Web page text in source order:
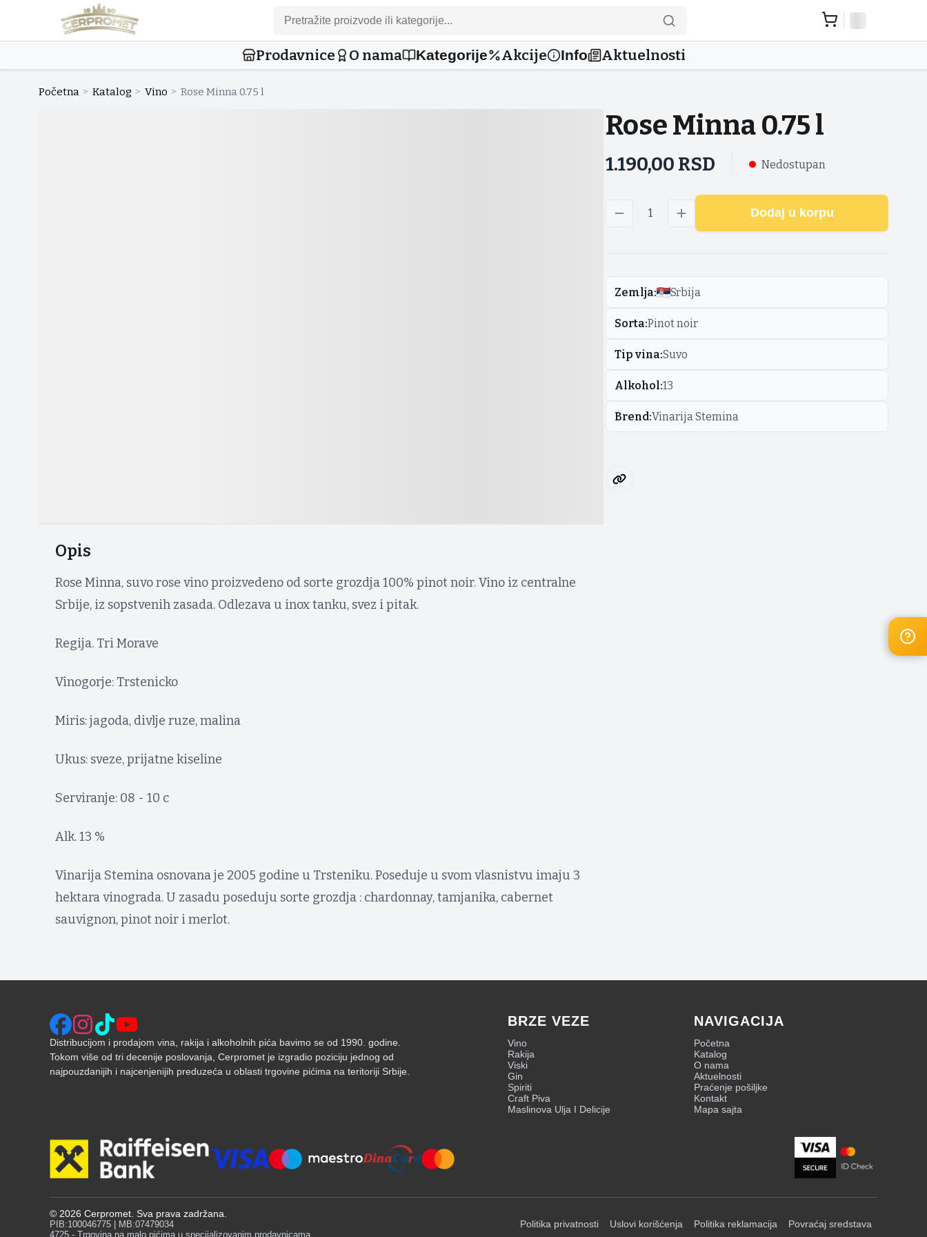
Prodavnice O nama Kategorije Akcije Info Aktuelnosti
Početna > Katalog > Vino > Rose Minna 0.75 l
Opis
Rose Minna, suvo rose vino proizvedeno od sorte grozdja 100% pinot noir. Vino iz centralne
Srbije, iz sopstvenih zasada. Odlezava u inox tanku, svez i pitak.
Regija. Tri Morave
Vinogorje: Trstenicko
Miris: jagoda, divlje ruze, malina
Ukus: sveze, prijatne kiseline
Serviranje: 08 - 10 c
Alk. 13 %
Vinarija Stemina osnovana je 2005 godine u Trsteniku. Poseduje u svom vlasnistvu imaju 3
hektara vinograda. U zasadu poseduju sorte grozdja : chardonnay, tamjanika, cabernet
sauvignon, pinot noir i merlot.
Rose Minna 0.75 l
1.190,00 RSD Nedostupan
1 Dodaj u korpu
Zemlja: Srbija
Sorta:Pinot noir
Tip vina:Suvo
Alkohol:13
Brend:Vinarija Stemina
Distribucijom i prodajom vina, rakija i alkoholnih pića bavimo se od 1990. godine.
Tokom više od tri decenije poslovanja, Cerpromet je izgradio poziciju jednog od
najpouzdanijih i najcenjenijih preduzeća u oblasti trgovine pićima na teritoriji Srbije.
BRZE VEZE
Vino
Rakija
Viski
Gin
Spiriti
Craft Piva
Maslinova Ulja I Delicije
NAVIGACIJA
Početna
Katalog
O nama
Aktuelnosti
Praćenje pošiljke
Kontakt
Mapa sajta
© 2026 Cerpromet. Sva prava zadržana.
PIB:100046775 | MB:07479034
4725 - Trgovina na malo pićima u specijalizovanim prodavnicama
Politika privatnosti Uslovi korišćenja Politika reklamacija Povraćaj sredstava